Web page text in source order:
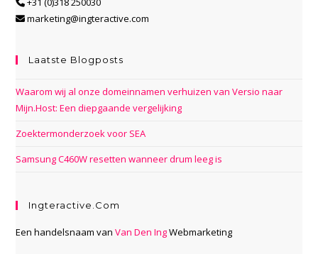
marketing@ingteractive.com
Laatste Blogposts
Waarom wij al onze domeinnamen verhuizen van Versio naar
Mijn.Host: Een diepgaande vergelijking
Zoektermonderzoek voor SEA
Samsung C460W resetten wanneer drum leeg is
Ingteractive.com
Een handelsnaam vanVan Den IngWebmarketing